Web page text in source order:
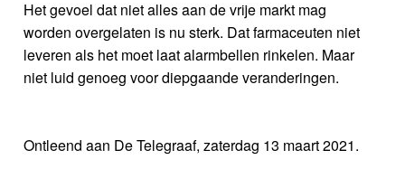
Het gevoel dat niet alles aan de vrije markt mag
worden overgelaten is nu sterk. Dat farmaceuten niet
leveren als het moet laat alarmbellen rinkelen. Maar
niet luid genoeg voor diepgaande veranderingen.
Ontleend aan De Telegraaf, zaterdag 13 maart 2021.